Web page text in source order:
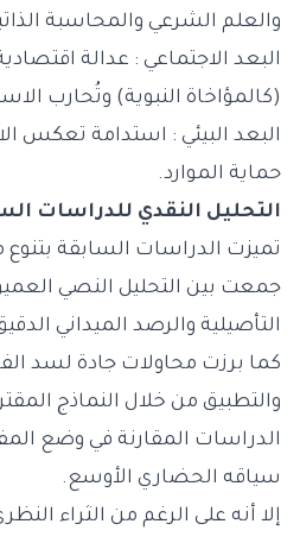
والعلم الشرعي والمحاسبة
البعد الاجتماعي : عدالة
(كالمؤاخاة النبوية) وتُحارب
البعد البيئي : استدامة تعكس
حماية الموارد.
التحليل النقدي للدراسات
تميزت الدراسات السابقة
جمعت بين التحليل النصي
التأصيلية والرصد الميداني
كما برزت محاولات جادة لسد
والتطبيق من خلال النماذج
الدراسات المقارنة في وضع
سياقه الحضاري الأوسع.
إلا أنه على الرغم من الثراء